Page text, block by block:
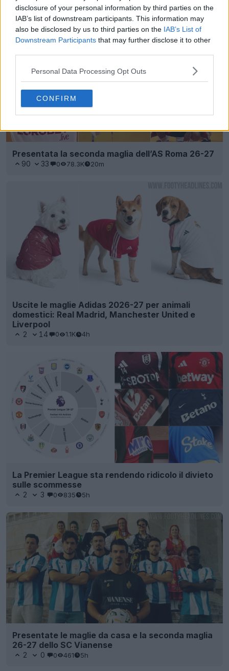
disclosure of your personal information by third parties on the
IAB’s list of downstream participants. This information may
also be disclosed by us to third parties on the IAB’s List of
Downstream Participants that may further disclose it to other
Personal Data Processing Opt Outs
CONFIRM
Presentata la seconda maglia dell’AS Roma 26-27
90 33 0 78.3K 20m
Uscite le maglie Adidas 2026-27 per animali
domestici: Real Madrid, Manchester United e
Liverpool
2 14 0 1.1K 4h
La Premier League sta rendendo ridicolo il divieto
sulle scommesse
2 3 0 835 5h
Presentate le maglie da casa e la seconda maglia
26-27 dello SC Vianense
2 0 0 461 5h